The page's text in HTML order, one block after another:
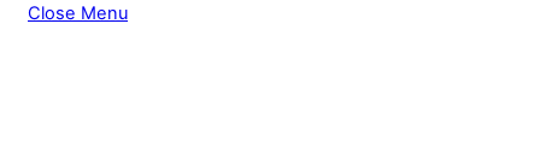
Close Menu